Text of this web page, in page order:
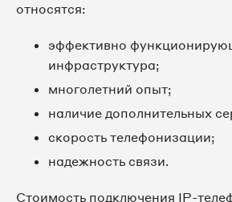
8 495 067-12-86
8 495 067-13-96
относятся:
эффективно
инфраструктура;
многолетний опыт;
наличие дополнительных
скорость телефонизации;
надежность связи.
Стоимость подключения IP-